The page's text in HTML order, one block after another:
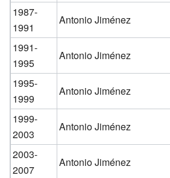
1987-
1991
Antonio Jiménez
1991-
1995
Antonio Jiménez
1995-
1999
Antonio Jiménez
1999-
2003
Antonio Jiménez
2003-
2007
Antonio Jiménez